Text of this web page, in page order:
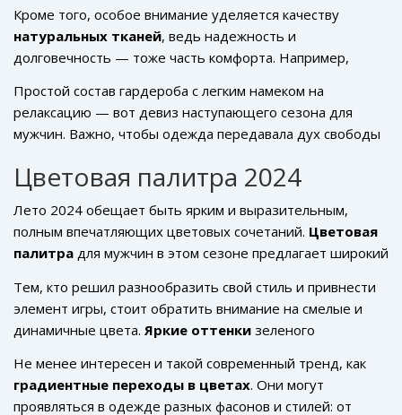
сложной отделки, ничто не мешает движению.
мужском гардеробе. Это подтверждает и нарастающий
интерес к комбинезонам минималистичного кроя.
Одновременно с этим дизайнеры также делают акцент
на минимальном количестве швов и деталей, что
облегчает движение.
Кроме того, особое внимание уделяется качеству
натуральных тканей, ведь надежность и
долговечность — тоже часть комфорта. Например,
списке must-have для лета. Отличный вариант — легкие
жилеты с терморегулирующими свойствами, которые
можно надеть как на спортивную прогулку, так и на
непринужденную встречу с друзьями.
Простой состав гардероба с легким намеком на
релаксацию — вот девиз наступающего сезона для
мужчин. Важно, чтобы одежда передавала дух свободы
Освободитесь от рабства моды ради настоящей
свободы самовыражения. Ведь комфорт — это не
только о теле, но и о душе.
Цветовая палитра 2024
Лето 2024 обещает быть ярким и выразительным,
полным впечатляющих цветовых сочетаний. Цветовая
палитра для мужчин в этом сезоне предлагает широкий
дерзких и необычных. Для тех, кто предпочитает
сдержанность, дизайнеры предлагают классические
белые и пастельные тона, которые придают образу
свежесть и легкость. Белый, как и прежде, остается
фаворитом летнего сезона благодаря своей
универсальности и способности сочетаться с любыми
Тем, кто решил разнообразить свой стиль и привнести
элемент игры, стоит обратить внимание на смелые и
динамичные цвета. Яркие оттенки зеленого
желтый — о солнечных днях. Этот цвет встречается в
разных деталях гардероба: от футболок до аксессуаров.
Не менее интересен и такой современный тренд, как
градиентные переходы в цветах. Они могут
проявляться в одежде разных фасонов и стилей: от